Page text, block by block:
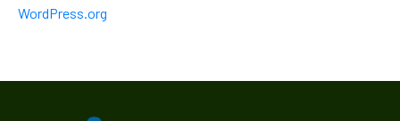
WordPress.org